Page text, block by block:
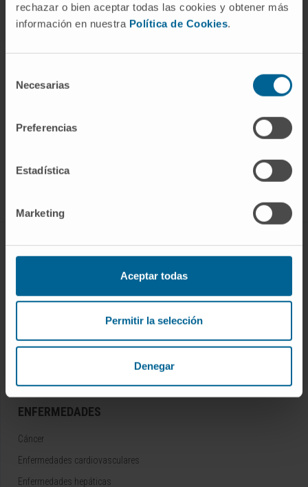
rechazar o bien aceptar todas las cookies y obtener más
información en nuestra Política de Cookies.
Necesarias
Preferencias
Estadística
Marketing
Aceptar todas
Permitir la selección
Denegar
Síguenos
CONOZCA EL CIMA
Centro de Investigacion de la Clínica
Campus de la Universidad de Navarra
Organización
ENFERMEDADES
Cáncer
Enfermedades cardiovasculares
Enfermedades hepáticas